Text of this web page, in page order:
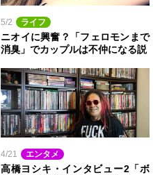
5/2 ライフ
ニオイに興奮？「フェロモンまで
消臭」でカップルは不仲になる説
4/21 エンタメ
高橋ヨシキ・インタビュー2「ボ